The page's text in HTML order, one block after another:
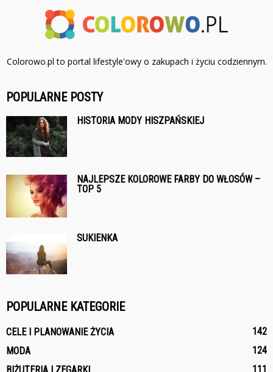
Colorowo.pl to portal lifestyle'owy o zakupach i życiu codziennym.
POPULARNE POSTY
HISTORIA MODY HISZPAŃSKIEJ
NAJLEPSZE KOLOROWE FARBY DO WŁOSÓW –
TOP 5
SUKIENKA
POPULARNE KATEGORIE
CELE I PLANOWANIE ŻYCIA
142
MODA
124
111